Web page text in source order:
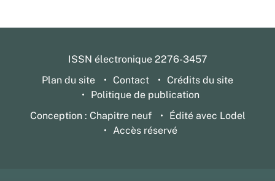
ISSN électronique 2276-3457
Plan du site
Contact
Crédits du site
Politique de publication
Conception : Chapitre neuf
Édité avec Lodel
Accès réservé